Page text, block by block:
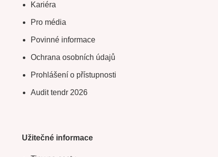
Kariéra
Pro média
Povinné informace
Ochrana osobních údajů
Prohlášení o přístupnosti
Audit tendr 2026
Užitečné informace